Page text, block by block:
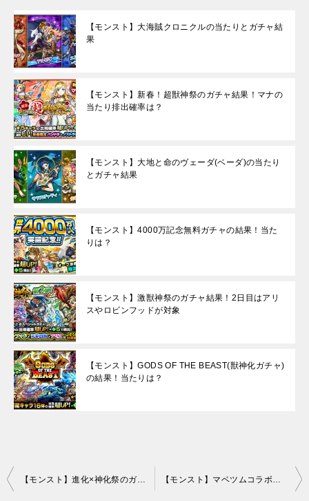
【モンスト】大海賊クロニクルの当たりとガチャ結
果
【モンスト】新春！超獣神祭のガチャ結果！マナの
当たり排出確率は？
【モンスト】大地と命のヴェーダ(ベーダ)の当たり
とガチャ結果
【モンスト】4000万記念無料ガチャの結果！当た
りは？
【モンスト】激獣神祭のガチャ結果！2日目はアリ
スやロビンフッドが対象
【モンスト】GODS OF THE BEAST(獣神化ガチャ)
の結果！当たりは？
投
【モンスト】進化×神化祭のガチャ結果！当たりキャラ出てる？ 【モンスト】マベツムコラボガチャ トク玉で当たり狙い！結果は？